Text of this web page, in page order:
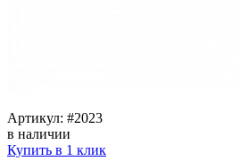
Артикул: #2023
в наличии
Купить в 1 клик